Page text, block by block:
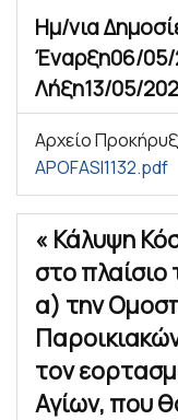
Ημ/νια
Έναρξη06/
Λήξη13/05/
Αρχείο
APOFASI1132.pdf
« Κάλυψη
στο
α) την
τον
Αγίων, που